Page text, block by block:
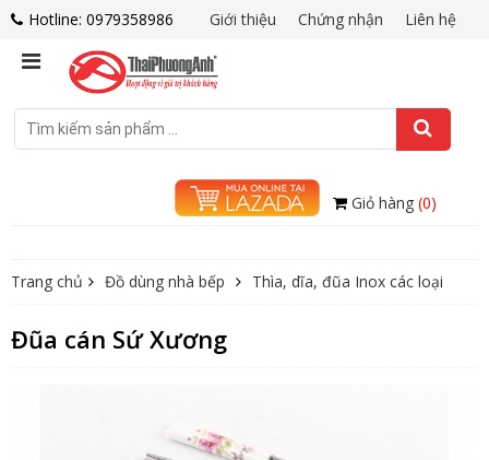
Hotline: 0979358986 Liên hệ
Chứng nhận
Giới thiệu
Giỏ hàng (0)
Trang chủ Đồ dùng nhà bếp Thìa, dĩa, đũa Inox các loại
Đũa cán Sứ Xương